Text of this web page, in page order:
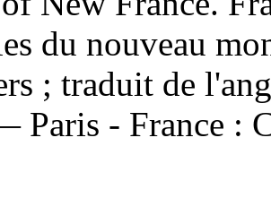
du nouveau
; traduit de
Paris - France :